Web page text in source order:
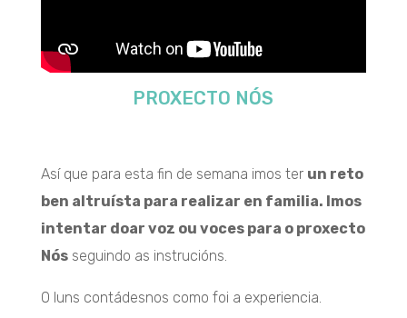
PROXECTO NÓS
Así que para esta fin de semana imos ter un reto
ben altruísta para realizar en familia. Imos
intentar doar voz ou voces para o proxecto
Nósseguindo as instrucións.
O luns contádesnos como foi a experiencia.